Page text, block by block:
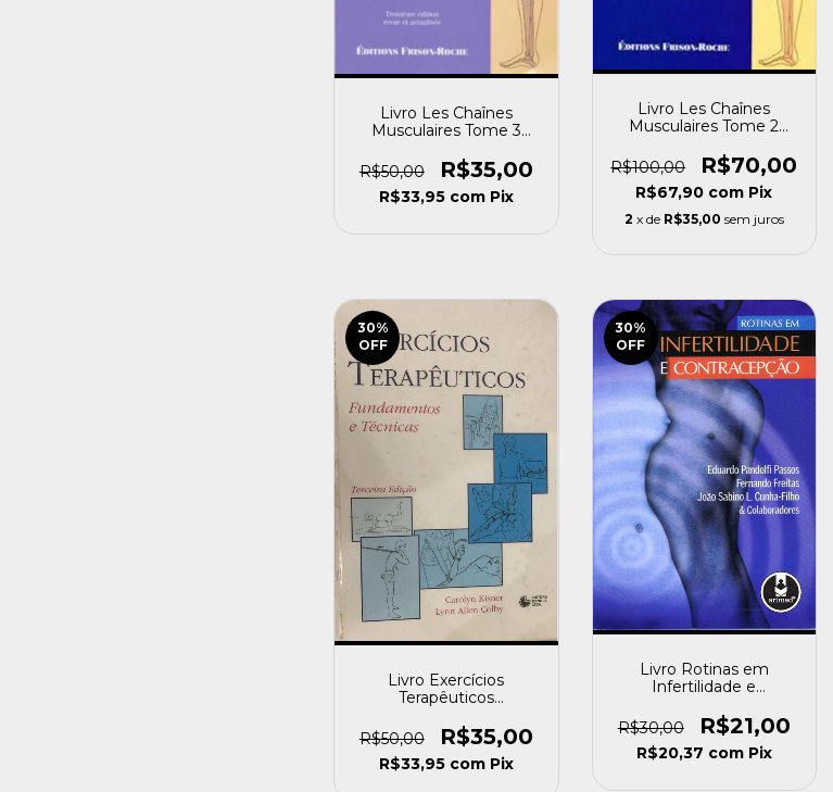
Livro Les Chaînes
Musculaires Tome 3
[usado]
R$50,00 R$35,00
R$33,95 com Pix
Livro Les Chaînes
Musculaires Tome 2
[usado]
R$100,00 R$70,00
R$67,90 com Pix
2 x de R$35,00 sem juros
30%
OFF
Livro Exercícios
Terapêuticos
Técnicas Kisner e Colby
(1998) [usado]
R$50,00 R$35,00
R$33,95 com Pix
30%
OFF
Livro Rotinas em
Infertilidade e
Pandolfi / Fernando
Freitas / João Sabino
[usado]
R$30,00 R$21,00
R$20,37 com Pix